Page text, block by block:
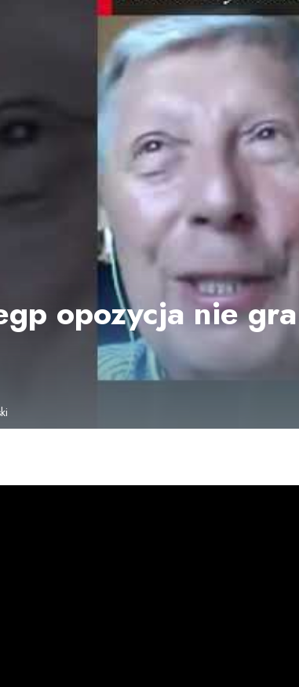
opozycja nie